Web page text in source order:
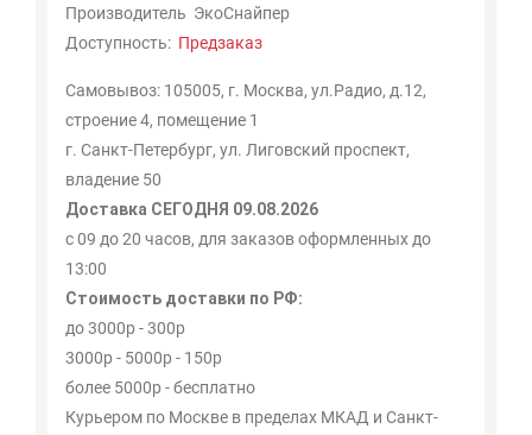
Производитель ЭкоСнайпер
Доступность: Предзаказ
Самовывоз: 105005, г. Москва, ул.Радио, д.12,
строение 4, помещение 1
г. Санкт-Петербург, ул. Лиговский проспект,
владение 50
Доставка СЕГОДНЯ 09.08.2026
с 09 до 20 часов, для заказов оформленных до
13:00
Стоимость доставки по РФ:
до 3000р - 300р
3000р - 5000р - 150р
более 5000р - бесплатно
Курьером по Москве в пределах МКАД и Санкт-